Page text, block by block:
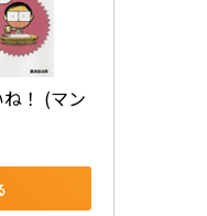
！ (マン